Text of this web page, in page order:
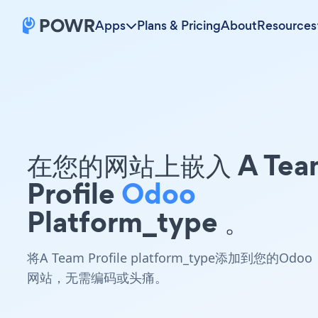
Apps Plans & PricingAboutResources
在您的网站上嵌入 A
ProfileOdoo
Platform_type 。
将A Team Profile platform_type添加到您的Odoo
网站，无需编码或头痛。